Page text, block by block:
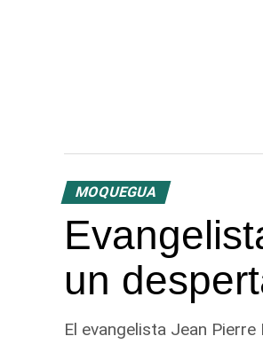
MOQUEGUA
un
El evangelista Jean